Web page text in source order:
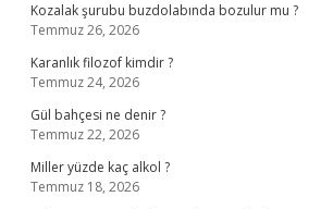
Kozalak şurubu buzdolabında bozulur mu ?
Temmuz 26, 2026
Karanlık filozof kimdir ?
Temmuz 24, 2026
Gül bahçesi ne denir ?
Temmuz 22, 2026
Miller yüzde kaç alkol ?
Temmuz 18, 2026